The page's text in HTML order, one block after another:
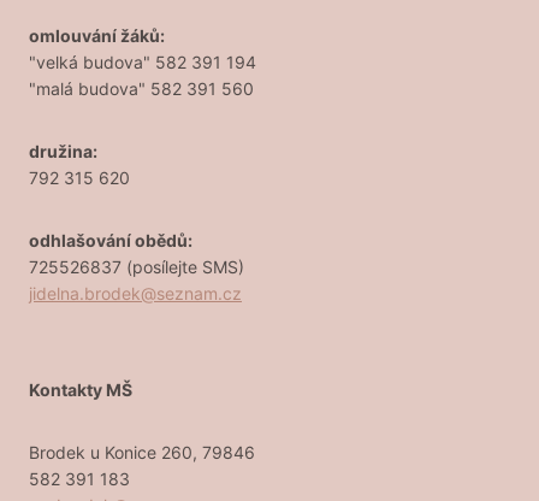
omlouvání žáků:
"velká budova" 582 391 194
"malá budova" 582 391 560
družina:
792 315 620
odhlašování obědů:
725526837 (posílejte SMS)
jidelna.brodek@seznam.cz
Kontakty MŠ
Brodek u Konice 260, 79846
582 391 183